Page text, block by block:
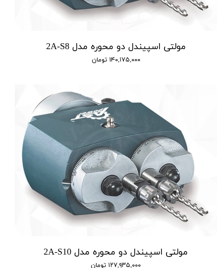
مولتی اسپیندل دو محوره مدل 2A-S8
۱۴۰,۱۷۵,۰۰۰ تومان
مولتی اسپیندل دو محوره مدل 2A-S10
۱۲۷,۹۳۵,۰۰۰ تومان